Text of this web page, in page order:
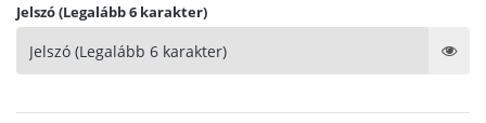
Jelszó (Legalább 6 karakter)